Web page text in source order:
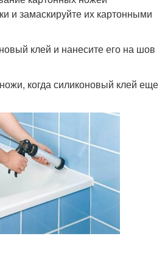
и замаскируйте их картонными
клей и нанесите его на шов
когда силиконовый клей еще